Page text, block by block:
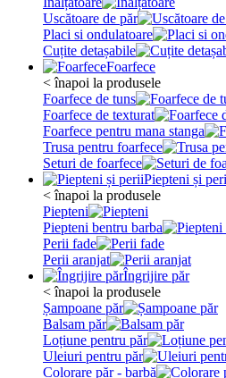
Uscătoare de păr
Placi si ondulatoare
Cuțite detașabile
Foarfece
< înapoi la produsele
Foarfece de tuns
Foarfece de texturat
Foarfece pentru mana stanga
Trusa pentru foarfece
Seturi de foarfece
Piepteni și
< înapoi la produsele
Piepteni
Piepteni bentru barba
Perii fade
Perii aranjat
Îngrijire păr
< înapoi la produsele
Șampoane păr
Balsam păr
Loțiune pentru păr
Uleiuri pentru păr
Colorare păr - barbă